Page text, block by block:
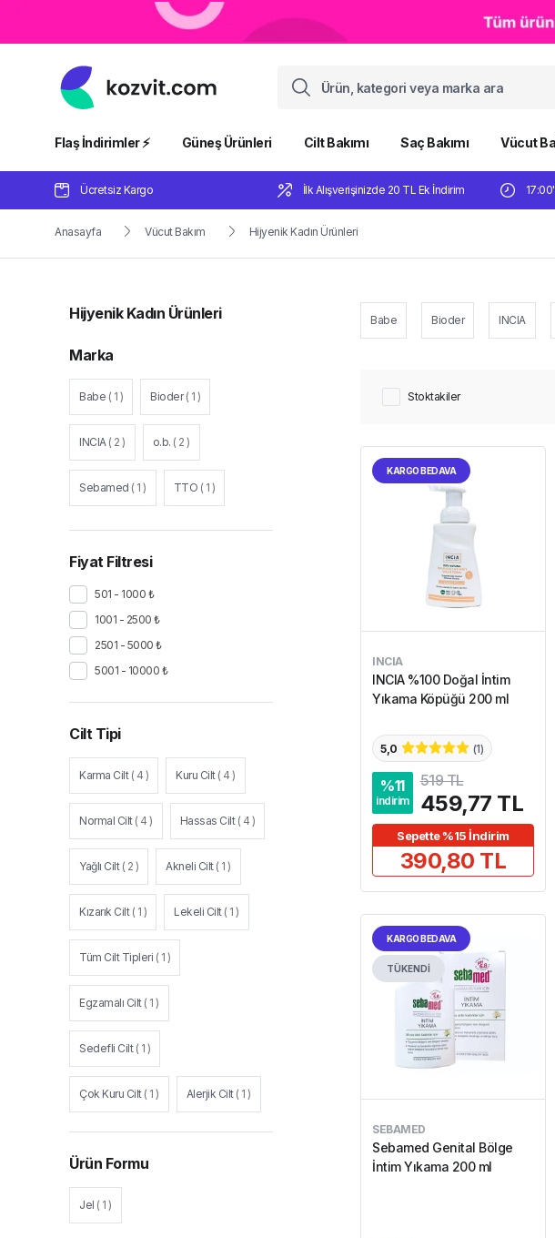
Flaş İndirimler ⚡️ Güneş Ürünleri Cilt Bakımı Saç Bakımı Vücut
Ücretsiz Kargo İlk Alışverişinizde 20 TL Ek İndirim
Anasayfa Vücut Bakım Hijyenik Kadın Ürünleri
Hijyenik Kadın Ürünleri
Marka
Babe ( 1 ) Bioder ( 1 )
INCIA ( 2 ) o.b. ( 2 )
Sebamed ( 1 ) TTO ( 1 )
Fiyat Filtresi
501 - 1000 ₺
1001 - 2500 ₺
2501 - 5000 ₺
5001 - 10000 ₺
Cilt Tipi
Karma Cilt ( 4 ) Kuru Cilt ( 4 )
Normal Cilt ( 4 ) Hassas Cilt ( 4 )
Yağlı Cilt ( 2 ) Akneli Cilt ( 1 )
Kızarık Cilt ( 1 ) Lekeli Cilt ( 1 )
Tüm Cilt Tipleri ( 1 )
Egzamalı Cilt ( 1 )
Sedefli Cilt ( 1 )
Çok Kuru Cilt ( 1 ) Alerjik Cilt ( 1 )
Ürün Formu
Jel ( 1 )
Babe Bioder INCIA
Stoktakiler
KARGO BEDAVA
INCIA
INCIA %100 Doğal İntim
Yıkama Köpüğü 200 ml
5,0 (1)
%11
indirim
519 TL
459,77 TL
Sepette %15 İndirim
390,80 TL
KARGO BEDAVA
TÜKENDİ
SEBAMED
Sebamed Genital Bölge
İntim Yıkama 200 ml